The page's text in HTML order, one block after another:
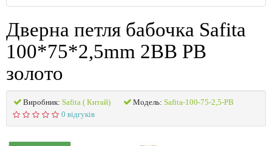
Дверна петля бабочка Safita
100*75*2,5mm 2BB PB
золото
Виробник: Safita ( Китай) Модель: Safita-100-75-2,5-PB
0 відгуків